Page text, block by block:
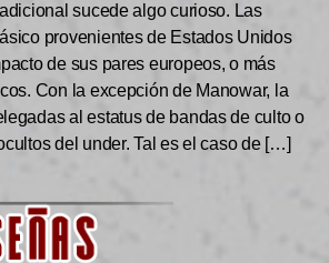
sucede algo curioso. Las
provenientes de Estados Unidos
de sus pares europeos, o más
Con la excepción de Manowar, la
al estatus de bandas de culto o
del under. Tal es el caso de […]